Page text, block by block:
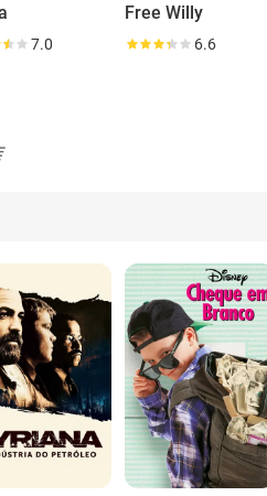
7.0
Free Willy
6.6